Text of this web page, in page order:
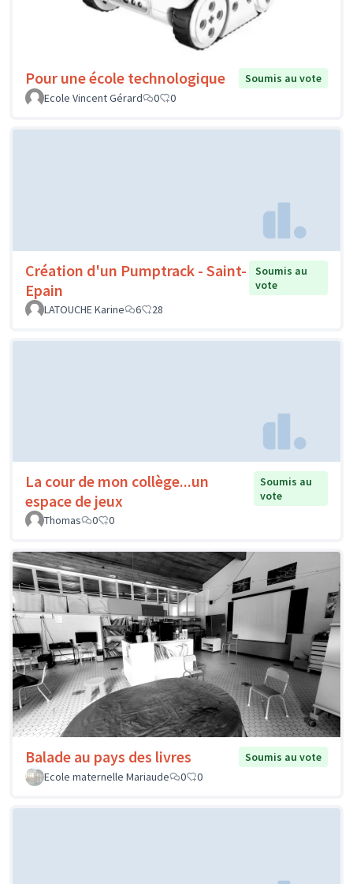
Pour une école technologique
Soumis au vote
Ecole Vincent Gérard
0 0
Création d'un Pumptrack - Saint-
Epain
Soumis au
vote
LATOUCHE Karine
6 28
La cour de mon collège...un
espace de jeux
Soumis au
vote
Thomas
0 0
Balade au pays des livres
Soumis au vote
Ecole maternelle Mariaude
0 0